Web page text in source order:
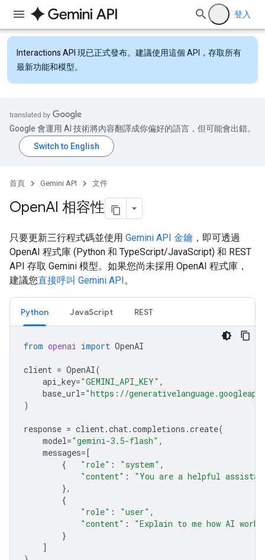
登入
Interactions API 現已正式發布。建議使用這個 API，存取所有
最新功能和模型。
Google 會運用 AI 技術將內容翻譯成你偏好的語言，但可能會出錯。
首頁 Gemini API 文件
OpenAI 相容性
只要更新三行程式碼並使用 Gemini API 金鑰 ，即可透過
OpenAI 程式庫 (Python 和 TypeScript/JavaScript) 和 REST
API 存取 Gemini 模型。如果您尚未採用 OpenAI 程式庫，
建議您直接呼叫 Gemini API。
Python JavaScript REST
from openai import OpenAI
client = OpenAI(
api_key="GEMINI_API_KEY" ,
base_url="https://
)
response = client.chat.completions .create(
model="gemini-3.5-flash" ,
messages=[
{
"role" : "system" ,
"content" :
"You are a helpful
},
{
"role" : "user" ,
"content" :
"Explain to me how AI
}
]